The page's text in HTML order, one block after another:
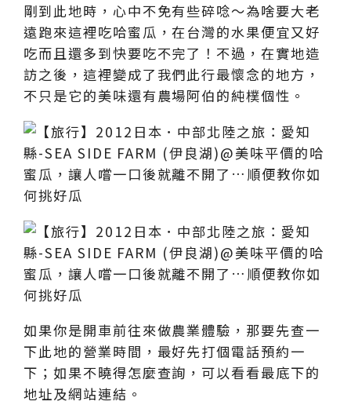
剛到此地時，心中不免有些碎唸～為啥要大老
遠跑來這裡吃哈蜜瓜，在台灣的水果便宜又好
吃而且還多到快要吃不完了！不過，在實地造
訪之後，這裡變成了我們此行最懷念的地方，
不只是它的美味還有農場阿伯的純樸個性。
如果你是開車前往來做農業體驗，那要先查一
下此地的營業時間，最好先打個電話預約一
下；如果不曉得怎麼查詢，可以看看最底下的
地址及網站連結。